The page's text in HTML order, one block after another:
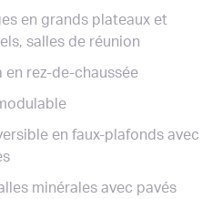
en grands plateaux et
salles de réunion
en rez-de-chaussée
en faux-plafonds avec
minérales avec pavés